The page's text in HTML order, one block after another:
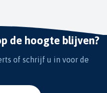
de hoogte blijven?
of schrijf u in voor de